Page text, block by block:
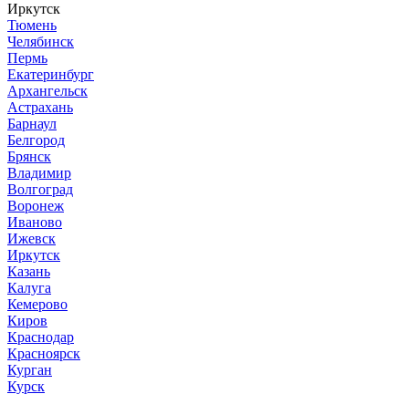
Иркутск
Тюмень
Челябинск
Пермь
Екатеринбург
Архангельск
Астрахань
Барнаул
Белгород
Брянск
Владимир
Волгоград
Воронеж
Иваново
Ижевск
Иркутск
Казань
Калуга
Кемерово
Киров
Краснодар
Красноярск
Курган
Курск